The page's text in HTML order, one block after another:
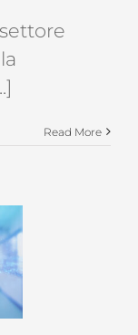
Read More